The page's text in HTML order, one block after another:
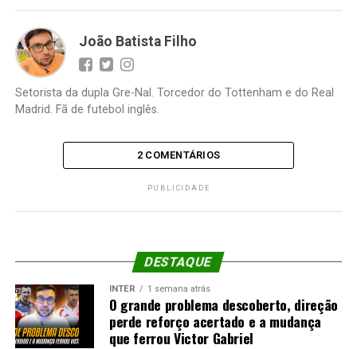
João Batista Filho
Setorista da dupla Gre-Nal. Torcedor do Tottenham e do Real
Madrid. Fã de futebol inglês.
2 COMENTÁRIOS
PUBLICIDADE
DESTAQUE
INTER 1 semana atrás
O grande problema descoberto, direção
perde reforço acertado e a mudança
que ferrou Victor Gabriel